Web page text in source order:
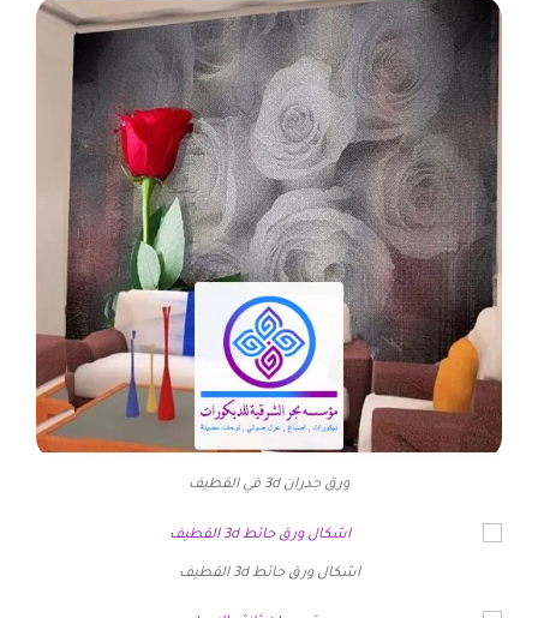
ورق جدران 3d في القطيف
اشكال ورق حائط 3d القطيف